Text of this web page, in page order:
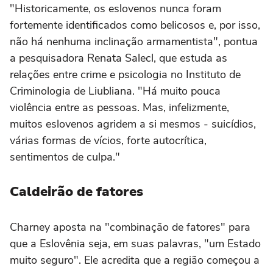
"Historicamente, os eslovenos nunca foram
fortemente identificados como belicosos e, por isso,
não há nenhuma inclinação armamentista", pontua
a pesquisadora Renata Salecl, que estuda as
relações entre crime e psicologia no Instituto de
Criminologia de Liubliana. "Há muito pouca
violência entre as pessoas. Mas, infelizmente,
muitos eslovenos agridem a si mesmos - suicídios,
várias formas de vícios, forte autocrítica,
sentimentos de culpa."
Caldeirão de fatores
Charney aposta na "combinação de fatores" para
que a Eslovênia seja, em suas palavras, "um Estado
muito seguro". Ele acredita que a região começou a